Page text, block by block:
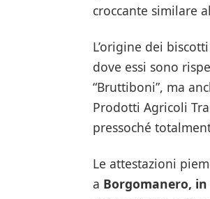
croccante similare
L’origine dei
dove essi sono
“Bruttiboni”, ma
Prodotti Agricoli
pressoché
Le attestazioni
a Borgomanero,